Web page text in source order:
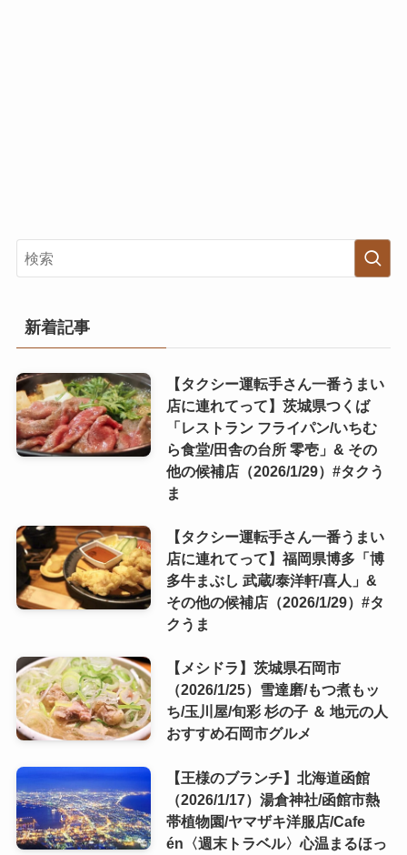
新着記事
【タクシー運転手さん一番うまい
店に連れてって】茨城県つくば
「レストラン フライパン/いちむ
ら食堂/田舎の台所 零壱」& その
他の候補店（2026/1/29）#タクう
ま
【タクシー運転手さん一番うまい
店に連れてって】福岡県博多「博
多牛まぶし 武蔵/泰洋軒/喜人」&
その他の候補店（2026/1/29）#タ
クうま
【メシドラ】茨城県石岡市
（2026/1/25）雪達磨/もつ煮もッ
ち/玉川屋/旬彩 杉の子 ＆ 地元の人
おすすめ石岡市グルメ
【王様のブランチ】北海道函館
（2026/1/17）湯倉神社/函館市熱
帯植物園/ヤマザキ洋服店/Cafe
én〈週末トラベル〉心温まるほっ